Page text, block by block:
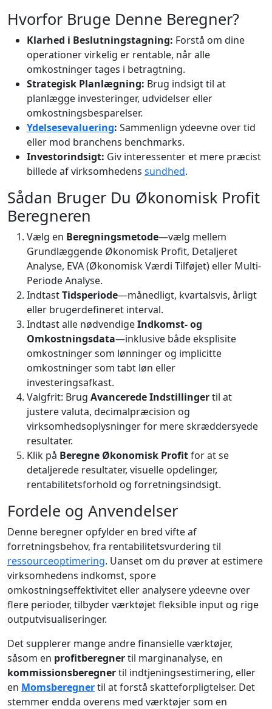
Hvorfor Bruge Denne Beregner?
Klarhed i Beslutningstagning: Forstå om dine
operationer virkelig er rentable, når alle
omkostninger tages i betragtning.
Strategisk Planlægning: Brug indsigt til at
planlægge investeringer, udvidelser eller
omkostningsbesparelser.
Ydelsesevaluering: Sammenlign ydeevne over tid
eller mod branchens benchmarks.
Investorindsigt: Giv interessenter et mere præcist
billede af virksomhedens sundhed.
Sådan Bruger Du Økonomisk Profit
Beregneren
Vælg en Beregningsmetode—vælg mellem
Grundlæggende Økonomisk Profit, Detaljeret
Analyse, EVA (Økonomisk Værdi Tilføjet) eller Multi-
Periode Analyse.
IndtastTidsperiode—månedligt, kvartalsvis, årligt
eller brugerdefineret interval.
Indtast alle nødvendigeIndkomst- og
Omkostningsdata—inklusive både eksplisite
omkostninger som lønninger og implicitte
omkostninger som tabt løn eller
investeringsafkast.
Valgfrit: Brug Avancerede Indstillingertil at
justere valuta, decimalpræcision og
virksomhedsoplysninger for mere skræddersyede
resultater.
Klik på Beregne Økonomisk Profitfor at se
detaljerede resultater, visuelle opdelinger,
rentabilitetsforhold og forretningsindsigt.
Fordele og Anvendelser
Denne beregner opfylder en bred vifte af
forretningsbehov, fra rentabilitetsvurdering til
ressourceoptimering. Uanset om du prøver at estimere
virksomhedens indkomst, spore
omkostningseffektivitet eller analysere ydeevne over
flere perioder, tilbyder værktøjet fleksible input og rige
outputvisualiseringer.
Det supplerer mange andre finansielle værktøjer,
såsom en profitberegnertil marginanalyse, en
kommissionsberegnertil indtjeningsestimering, eller
en Momsberegnertil at forstå skatteforpligtelser. Det
stemmer endda overens med værktøjer som en